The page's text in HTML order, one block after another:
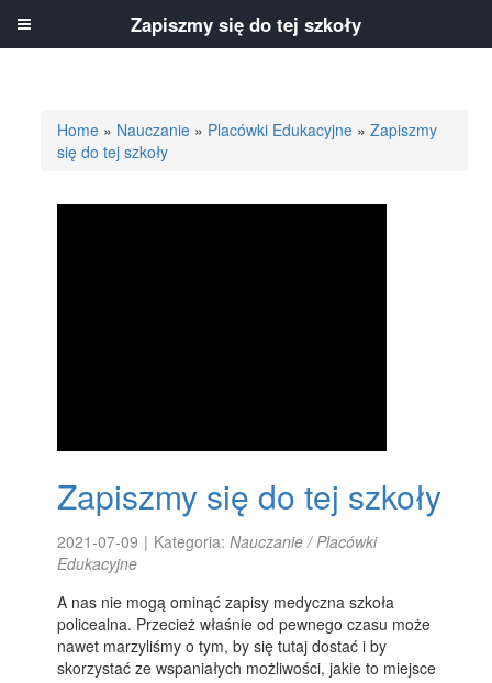
Home » Nauczanie » Placówki Edukacyjne »Zapiszmy
się do tej szkoły
Zapiszmy się do tej szkoły
2021-07-09 | Kategoria:Nauczanie / Placówki
Edukacyjne
A nas nie mogą ominąć zapisy medyczna szkoła
policealna. Przecież właśnie od pewnego czasu może
nawet marzyliśmy o tym, by się tutaj dostać i by
skorzystać ze wspaniałych możliwości, jakie to miejsce
Zapiszmy się do tej szkoły